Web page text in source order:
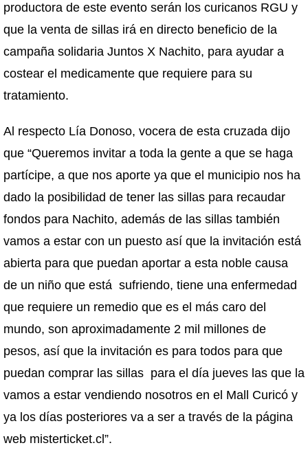
productora de este evento serán los curicanos RGU y
que la venta de sillas irá en directo beneficio de la
campaña solidaria Juntos X Nachito, para ayudar a
costear el medicamente que requiere para su
tratamiento.
Al respecto Lía Donoso, vocera de esta cruzada dijo
que “Queremos invitar a toda la gente a que se haga
partícipe, a que nos aporte ya que el municipio nos ha
dado la posibilidad de tener las sillas para recaudar
fondos para Nachito, además de las sillas también
vamos a estar con un puesto así que la invitación está
abierta para que puedan aportar a esta noble causa
de un niño que está sufriendo, tiene una enfermedad
que requiere un remedio que es el más caro del
mundo, son aproximadamente 2 mil millones de
pesos, así que la invitación es para todos para que
puedan comprar las sillas para el día jueves las que la
vamos a estar vendiendo nosotros en el Mall Curicó y
ya los días posteriores va a ser a través de la página
web misterticket.cl”.